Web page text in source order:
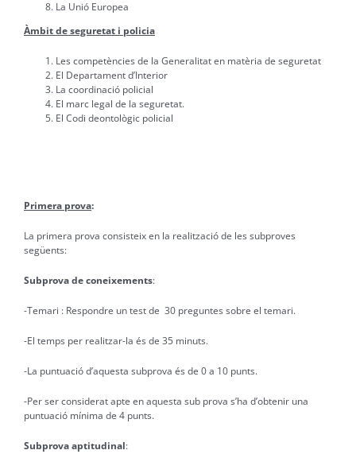
La Unió Europea
Àmbit de seguretat i policia
Les competències de la Generalitat en matèria de seguretat
El Departament d’Interior
La coordinació policial
El marc legal de la seguretat.
El Codi deontològic policial
Primera prova:
La primera prova consisteix en la realització de les subproves
següents:
Subprova de coneixements:
-Temari : Respondre un test de 30 preguntes sobre el temari.
-El temps per realitzar-la és de 35 minuts.
-La puntuació d’aquesta subprova és de 0 a 10 punts.
-Per ser considerat apte en aquesta sub prova s’ha d’obtenir una
puntuació mínima de 4 punts.
Subprova aptitudinal: